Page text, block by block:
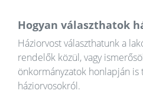
Hogyan választhatok
Háziorvost választhatunk a
rendelők közül, vagy
önkormányzatok honlapján is
háziorvosokról.